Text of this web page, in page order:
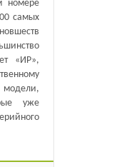
номере
самых
«ИР»,
уже